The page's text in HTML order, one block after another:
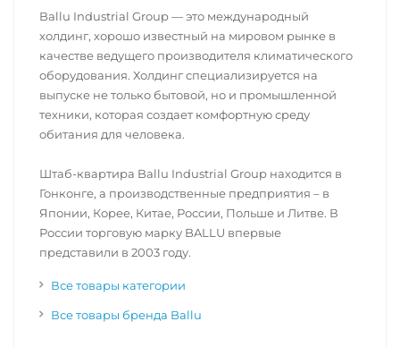
Ballu Industrial Group — это международный
холдинг, хорошо известный на мировом рынке в
качестве ведущего производителя климатического
оборудования. Холдинг специализируется на
выпуске не только бытовой, но и промышленной
техники, которая создает комфортную среду
обитания для человека.
Штаб-квартира Ballu Industrial Group находится в
Гонконге, а производственные предприятия – в
Японии, Корее, Китае, России, Польше и Литве. В
России торговую марку BALLU впервые
представили в 2003 году.
Все товары категории
Все товары бренда Ballu